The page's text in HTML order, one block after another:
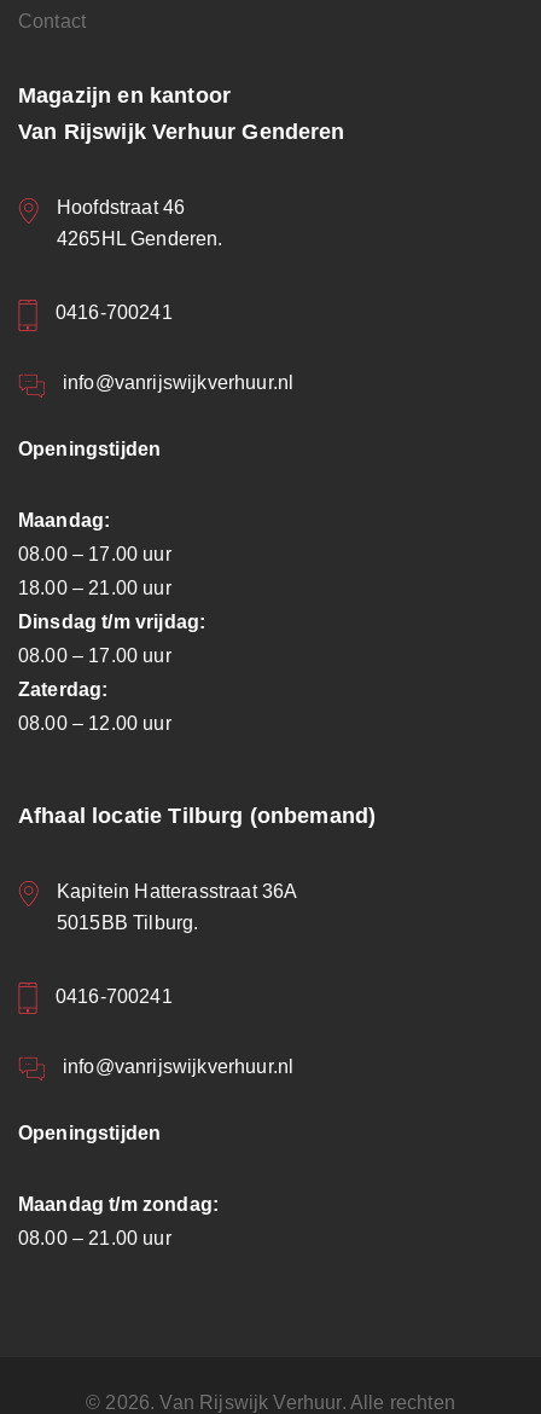
Contact
Magazijn en kantoor
Van Rijswijk Verhuur Genderen
Hoofdstraat 46
4265HL Genderen.
0416-700241
info@vanrijswijkverhuur.nl
Openingstijden
Maandag:
08.00 – 17.00 uur
18.00 – 21.00 uur
Dinsdag t/m vrijdag:
08.00 – 17.00 uur
Zaterdag:
08.00 – 12.00 uur
Afhaal locatie Tilburg (onbemand)
Kapitein Hatterasstraat 36A
5015BB Tilburg.
0416-700241
info@vanrijswijkverhuur.nl
Openingstijden
Maandag t/m zondag:
08.00 – 21.00 uur
© 2026. Van Rijswijk Verhuur. Alle rechten